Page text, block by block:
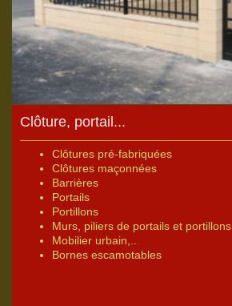
Clôture, portail...
Clôtures pré-fabriquées
Clôtures maçonnées
Barrières
Portails
Portillons
Murs, piliers de portails et portillons
Mobilier urbain,...
Bornes escamotables